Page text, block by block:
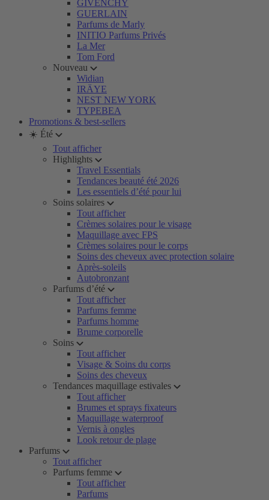
GIVENCHY
GUERLAIN
Parfums de Marly
INITIO Parfums Privés
La Mer
Tom Ford
Nouveau
Widian
IRÄYE
NEST NEW YORK
TYPEBEA
Promotions & best-sellers
☀️ Été
Tout afficher
Highlights
Travel Essentials
Tendances beauté été 2026
Les essentiels d’été pour lui
Soins solaires
Tout afficher
Crèmes solaires pour le visage
Maquillage avec FPS
Crèmes solaires pour le corps
Soins des cheveux avec protection solaire
Après-soleils
Autobronzant
Parfums d’été
Tout afficher
Parfums femme
Parfums homme
Brume corporelle
Soins
Tout afficher
Visage & Soins du corps
Soins des cheveux
Tendances maquillage estivales
Tout afficher
Brumes et sprays fixateurs
Maquillage waterproof
Vernis à ongles
Look retour de plage
Parfums
Tout afficher
Parfums femme
Tout afficher
Parfums